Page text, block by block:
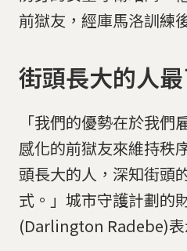
前獄友，經庫馬洛訓練
街頭長大的人
「我們的優勢在於我
感化的前獄友來維持秩
頭長大的人，深知街頭
式。」城市守護計劃的
(Darlington Radebe)表